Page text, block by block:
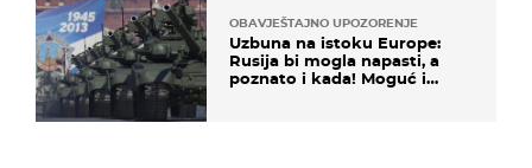
OBAVJEŠTAJNO UPOZORENJE
Uzbuna na istoku Europe:
Rusija bi mogla napasti, a
poznato i kada! Moguć i